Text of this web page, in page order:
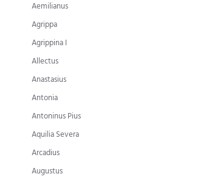
Aemilianus
Agrippa
Agrippina I
Allectus
Anastasius
Antonia
Antoninus Pius
Aquilia Severa
Arcadius
Augustus